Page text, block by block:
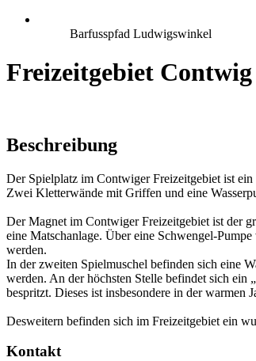
Barfusspfad Ludwigswinkel
Freizeitgebiet Contwig
Beschreibung
Der Spielplatz im Contwiger Freizeitgebiet ist
Zwei Kletterwände mit Griffen und eine
Der Magnet im Contwiger Freizeitgebiet ist der
eine Matschanlage. Über eine Schwengel-
werden.
In der zweiten Spielmuschel befinden sich eine
werden. An der höchsten Stelle befindet sich ein
bespritzt. Dieses ist insbesondere in der
Desweitern befinden sich im Freizeitgebiet ein
Kontakt